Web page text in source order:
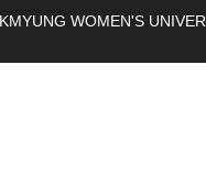
WOMEN'S